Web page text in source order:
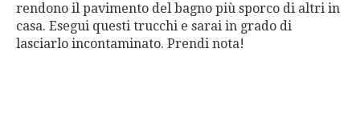
rendono il pavimento del bagno più sporco di altri in
casa. Esegui questi trucchi e sarai in grado di
lasciarlo incontaminato. Prendi nota!